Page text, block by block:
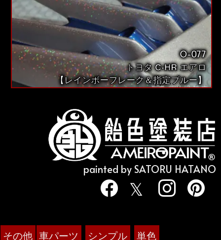
O-077
トヨタ C-HR エアロ
【レインボーフレーク＆指定ブルー】
painted by SATORU HATANO
その他 車パーツ シンプル 単色